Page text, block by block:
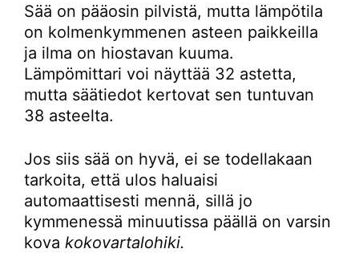
Sää on pääosin pilvistä, mutta lämpötila
on kolmenkymmenen asteen paikkeilla
ja ilma on hiostavan kuuma.
Lämpömittari voi näyttää 32 astetta,
mutta säätiedot kertovat sen tuntuvan
38 asteelta.
Jos siis sää on hyvä, ei se todellakaan
tarkoita, että ulos haluaisi
automaattisesti mennä, sillä jo
kymmenessä minuutissa päällä on varsin
kova kokovartalohiki.